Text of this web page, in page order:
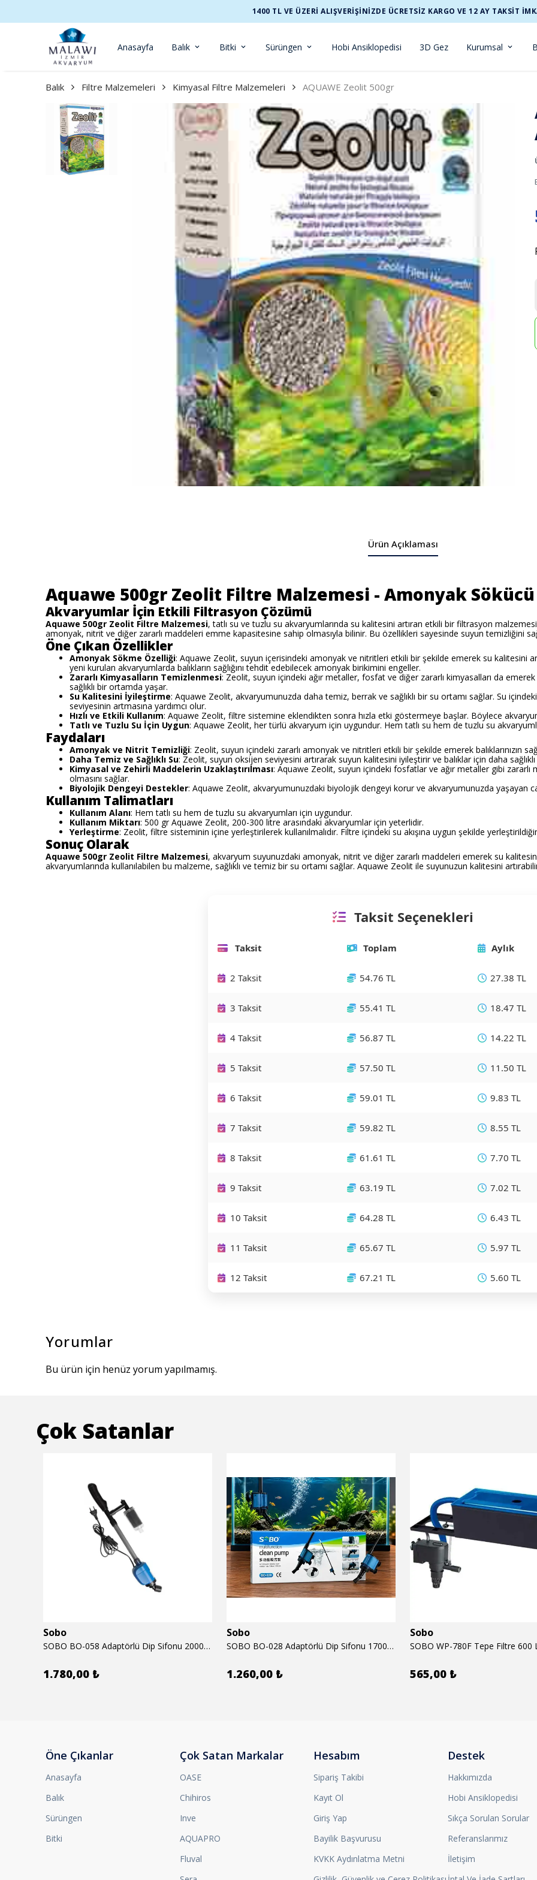
1400 TL VE ÜZERİ ALIŞVERİŞİNİZDE ÜCRETSİZ KARGO VE 12 AY TAKSİT
Anasayfa Balık Bitki Sürüngen Hobi Ansiklopedisi 3D Gez Kurumsal
Balık Filtre Malzemeleri Kimyasal Filtre Malzemeleri AQUAWE Zeolit 500gr
Ürün Açıklaması
Aquawe 500gr Zeolit Filtre Malzemesi - Amonyak
Akvaryumlar İçin Etkili Filtrasyon Çözümü
Aquawe 500gr Zeolit Filtre Malzemesi, tatlı su ve tuzlu su akvaryumlarında su kalitesini artıran etkili bir filtrasyon
amonyak, nitrit ve diğer zararlı maddeleri emme kapasitesine sahip olmasıyla bilinir. Bu özellikleri sayesinde suyun temizliğini
Öne Çıkan Özellikler
Amonyak Sökme Özelliği: Aquawe Zeolit, suyun içerisindeki amonyak ve nitritleri etkili bir şekilde emerek su kalitesini
yeni kurulan akvaryumlarda balıkların sağlığını tehdit edebilecek amonyak birikimini engeller.
Zararlı Kimyasalların Temizlenmesi: Zeolit, suyun içindeki ağır metaller, fosfat ve diğer zararlı kimyasalları da emerek
sağlıklı bir ortamda yaşar.
Su Kalitesini İyileştirme: Aquawe Zeolit, akvaryumunuzda daha temiz, berrak ve sağlıklı bir su ortamı sağlar. Su
seviyesinin artmasına yardımcı olur.
Hızlı ve Etkili Kullanım: Aquawe Zeolit, filtre sistemine eklendikten sonra hızla etki göstermeye başlar. Böylece
Tatlı ve Tuzlu Su İçin Uygun: Aquawe Zeolit, her türlü akvaryum için uygundur. Hem tatlı su hem de tuzlu su
Faydaları
Amonyak ve Nitrit Temizliği: Zeolit, suyun içindeki zararlı amonyak ve nitritleri etkili bir şekilde emerek balıklarınızın
Daha Temiz ve Sağlıklı Su: Zeolit, suyun oksijen seviyesini artırarak suyun kalitesini iyileştirir ve balıklar için daha sağlıklı
Kimyasal ve Zehirli Maddelerin Uzaklaştırılması: Aquawe Zeolit, suyun içindeki fosfatlar ve ağır metaller gibi zararlı
olmasını sağlar.
Biyolojik Dengeyi Destekler: Aquawe Zeolit, akvaryumunuzdaki biyolojik dengeyi korur ve akvaryumunuzda yaşayan
Kullanım Talimatları
Kullanım Alanı: Hem tatlı su hem de tuzlu su akvaryumları için uygundur.
Kullanım Miktarı: 500 gr Aquawe Zeolit, 200-300 litre arasındaki akvaryumlar için yeterlidir.
Yerleştirme: Zeolit, filtre sisteminin içine yerleştirilerek kullanılmalıdır. Filtre içindeki su akışına uygun şekilde
Sonuç Olarak
Aquawe 500gr Zeolit Filtre Malzemesi, akvaryum suyunuzdaki amonyak, nitrit ve diğer zararlı maddeleri emerek su
akvaryumlarında kullanılabilen bu malzeme, sağlıklı ve temiz bir su ortamı sağlar. Aquawe Zeolit ile suyunuzun kalitesini artırabilir,
Taksit Seçenekleri
Taksit Toplam Aylık
2 Taksit 54.76 TL 27.38 TL
3 Taksit 55.41 TL 18.47 TL
4 Taksit 56.87 TL 14.22 TL
5 Taksit 57.50 TL 11.50 TL
6 Taksit 59.01 TL 9.83 TL
7 Taksit 59.82 TL 8.55 TL
8 Taksit 61.61 TL 7.70 TL
9 Taksit 63.19 TL 7.02 TL
10 Taksit 64.28 TL 6.43 TL
11 Taksit 65.67 TL 5.97 TL
12 Taksit 67.21 TL 5.60 TL
Yorumlar
Bu ürün için henüz yorum yapılmamış.
Çok Satanlar
Sobo
SOBO BO-058 Adaptörlü Dip Sifonu 2000 Lth 32 W
1.780,00 ₺
Sobo
SOBO BO-028 Adaptörlü Dip Sifonu 1700 Lth 28 W
1.260,00 ₺
Sobo
SOBO WP-780F Tepe Filtre 600
565,00 ₺
Öne Çıkanlar
Anasayfa
Balık
Sürüngen
Bitki
Çok Satan Markalar
OASE
Chihiros
Inve
AQUAPRO
Fluval
Hesabım
Sipariş Takibi
Kayıt Ol
Giriş Yap
Bayilik Başvurusu
KVKK Aydınlatma Metni
Destek
Hakkımızda
Hobi Ansiklopedisi
Sıkça Sorulan Sorular
Referanslarımız
İletişim